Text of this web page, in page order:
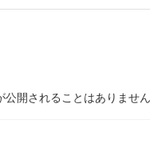
公開されることはありません